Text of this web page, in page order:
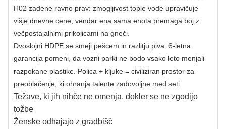
H02 zadene ravno prav: zmogljivost tople vode upravičuje
višje dnevne cene, vendar ena sama enota premaga boj z
večpostajalnimi prikolicami na gneči.
Dvoslojni HDPE se smeji pešcem in razlitju piva. 6-letna
garancija pomeni, da vozni parki ne bodo vsako leto menjali
razpokane plastike. Polica + kljuke = civiliziran prostor za
preoblačenje, ki ohranja talente zadovoljne med seti.
Težave, ki jih nihče ne omenja, dokler se ne zgodijo
tožbe
Ženske odhajajo z gradbišč